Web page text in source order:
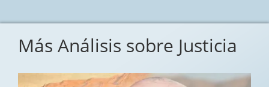
Más Análisis sobre Justicia